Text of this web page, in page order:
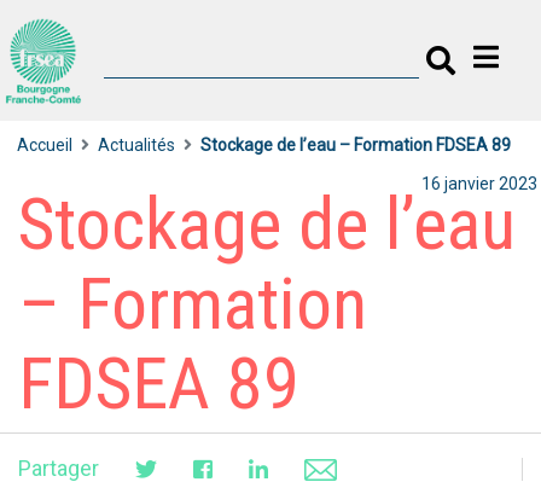
Accueil Actualités Stockage de l’eau – Formation FDSEA 89
Stockage de l’eau
– Formation
FDSEA 89
16 janvier 2023
Partager